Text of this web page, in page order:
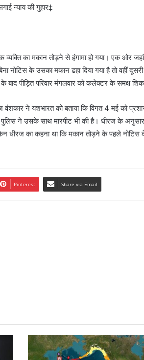
न्याय की गुहार‡
व्यक्ति का मकान तोड़ने से हंगामा हो गया। एक ओर
नोटिस के उसका मकान ढहा दिया गया है तो वहीं
पीड़ित परिवार मंगलवार को कलेक्टर के समक्ष
वंशकार ने यशभारत को बताया कि विगत 4 मई को
पुलिस ने उसके साथ मारपीट भी की है। धीरज के
धीरज का कहना था कि मकान तोड़ने के पहले नोटिस
Pinterest Share via Email